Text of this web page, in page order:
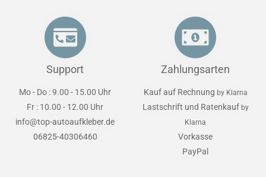
Support
Mo - Do : 9.00 - 15.00 Uhr
Fr : 10.00 - 12.00 Uhr
info@top-autoaufkleber.de
06825-40306460
Zahlungsarten
Kauf auf Rechnung by Klarna
Lastschrift und Ratenkauf by
Klarna
Vorkasse
PayPal